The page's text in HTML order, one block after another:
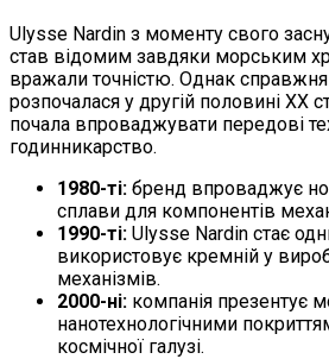
Ulysse Nardin з моменту свого
став відомим завдяки морським
вражали точністю. Однак
розпочалася у другій половині XX
почала впроваджувати передові
годинникарство.
1980-ті: бренд впроваджує
сплави для компонентів
1990-ті: Ulysse Nardin стає
використовує кремній у
механізмів.
2000-ні: компанія презентує
нанотехнологічними
космічної галузі.